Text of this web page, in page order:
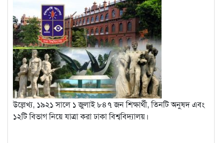
উল্লেখ্য, ১৯২১ সালে ১ জুলাই ৮৪৭ জন শিক্ষার্থী, তিনটি অনুষদ এবং
১২টি বিভাগ নিয়ে যাত্রা করা ঢাকা বিশ্ববিদ্যালয়।